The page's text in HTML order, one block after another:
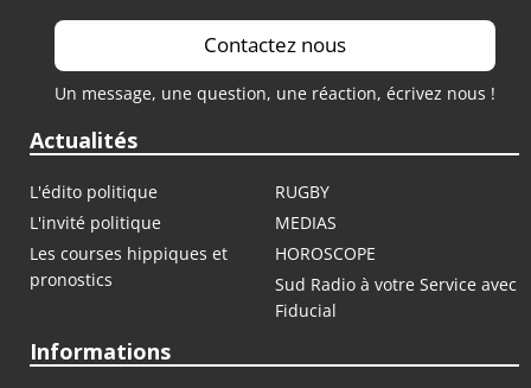
Contactez nous
Un message, une question, une réaction, écrivez nous !
Actualités
L'édito politique
RUGBY
L'invité politique
MEDIAS
Les courses hippiques et
pronostics
HOROSCOPE
Sud Radio à votre Service avec
Fiducial
Informations